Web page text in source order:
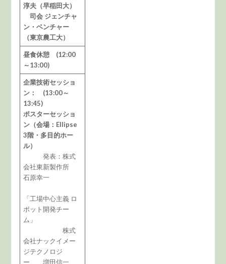
淳夫（早稲田大）
司会 ジェンチャ
ン・ベンチャー
（東京農工大）
昼食休憩 (12:00
～13:00)
企業技術セッショ
ン： (13:00～
13:45)
ポスターセッショ
ン（会場：Ellipse
3階・多目的ホー
ル）
発表：株式
会社東新製作所
石原幸一
「工場中心主義 ロ
ボット開発チー
ム」
株式
会社ナックイメー
ジテクノロジ
ー 増田信一